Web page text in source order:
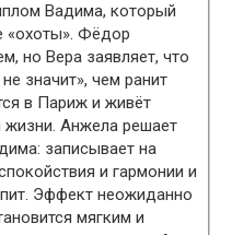
Вадима, который
«охоты». Фёдор
но Вера заявляет, что
значит», чем ранит
в Париж и живёт
жизни. Анжела решает
записывает на
и гармонии и
Эффект неожиданно
мягким и